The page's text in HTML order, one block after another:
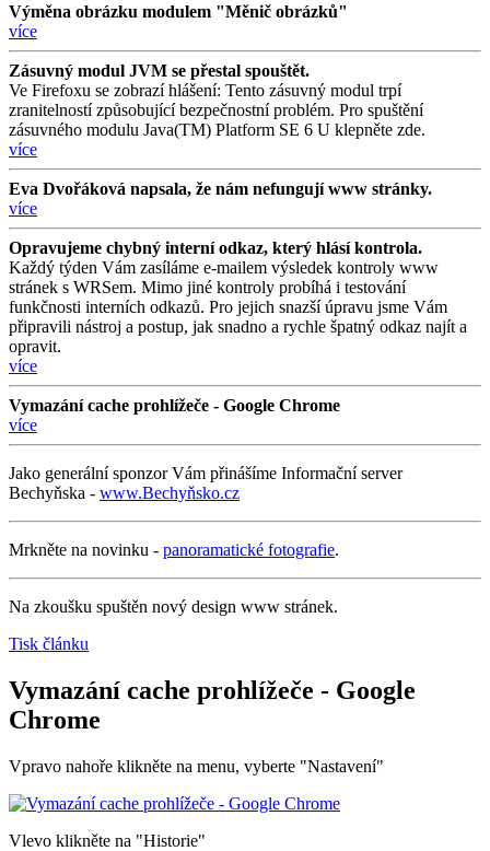
Výměna obrázku modulem "Měnič obrázků"
více
Zásuvný modul JVM se přestal spouštět.
Ve Firefoxu se zobrazí hlášení: Tento zásuvný modul trpí
zranitelností způsobující bezpečnostní problém. Pro spuštění
zásuvného modulu Java(TM) Platform SE 6 U klepněte zde.
více
Eva Dvořáková napsala, že nám nefungují www stránky.
více
Opravujeme chybný interní odkaz, který hlásí kontrola.
Každý týden Vám zasíláme e-mailem výsledek kontroly www
stránek s WRSem. Mimo jiné kontroly probíhá i testování
funkčnosti interních odkazů. Pro jejich snazší úpravu jsme Vám
připravili nástroj a postup, jak snadno a rychle špatný odkaz najít a
opravit.
více
Vymazání cache prohlížeče - Google Chrome
více
Jako generální sponzor Vám přinášíme Informační server
Bechyňska - www.Bechyňsko.cz
Mrkněte na novinku - panoramatické fotografie.
Na zkoušku spuštěn nový design www stránek.
Tisk článku
Vymazání cache prohlížeče - Google
Chrome
Vpravo nahoře klikněte na menu, vyberte "Nastavení"
Vlevo klikněte na "Historie"